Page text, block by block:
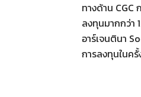
ทางด้าน
ลงทุนมากกว่า
อาร์เจนตินา
การลงทุนในค